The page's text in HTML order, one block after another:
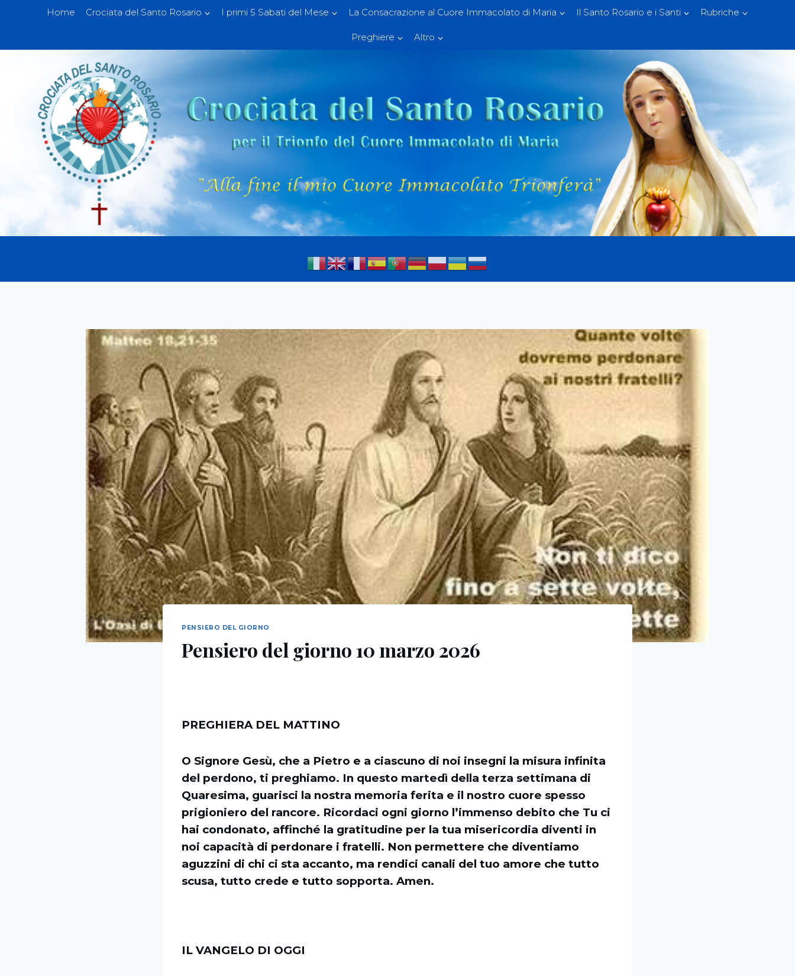
Home Crociata del Santo Rosario I primi 5 Sabati del Mese La Consacrazione al Cuore Immacolato di Maria Il Santo Rosario e i Santi Rubriche
Preghiere Altro
PENSIERO DEL GIORNO
Pensiero del giorno 10 marzo 2026
PREGHIERA DEL MATTINO
O Signore Gesù, che a Pietro e a ciascuno di noi insegni la misura infinita
del perdono, ti preghiamo. In questo martedì della terza settimana di
Quaresima, guarisci la nostra memoria ferita e il nostro cuore spesso
prigioniero del rancore. Ricordaci ogni giorno l’immenso debito che Tu ci
hai condonato, affinché la gratitudine per la tua misericordia diventi in
noi capacità di perdonare i fratelli. Non permettere che diventiamo
aguzzini di chi ci sta accanto, ma rendici canali del tuo amore che tutto
scusa, tutto crede e tutto sopporta. Amen.
IL VANGELO DI OGGI